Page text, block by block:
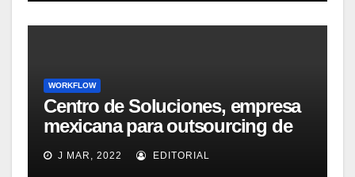
WORKFLOW
Centro de Soluciones, empresa
mexicana para outsourcing de
BPM, empleará soluciones de
captura de Captiva
J MAR, 2022 EDITORIAL